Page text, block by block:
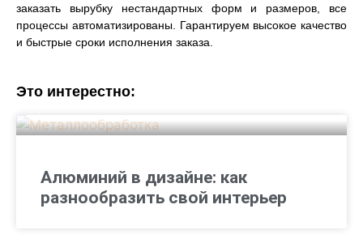
заказать вырубку нестандартных форм и размеров, все
процессы автоматизированы. Гарантируем высокое качество
и быстрые сроки исполнения заказа.
Это интерестно:
Алюминий в дизайне: как
разнообразить свой интерьер